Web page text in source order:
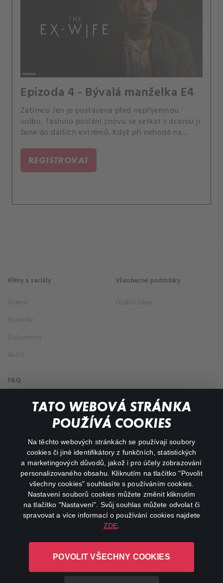
TATO WEBOVÁ STRÁNKA
POUŽÍVÁ COOKIES
Na těchto webových stránkách se používají soubory
cookies či jiné identifikátory z funkčních, statistických
a marketingových důvodů, jakož i pro účely zobrazování
personalizovaného obsahu. Kliknutím na tlačítko "Povolit
všechny cookies" souhlasíte s používáním cookies.
Nastavení souborů cookies můžete změnit kliknutím
na tlačítko "Nastavení". Svůj souhlas můžete odvolat či
spravovat a více informací o používání cookies najdete
ZDE
POVOLIT VŠECHNY COOKIES
Epizoda 4 - Bývalá manželka E4
Zatímco Jen je postavena před nepříjemnou
volbu, Tashino poslání znovu se setkat s dcerou ji
žene do dalších extrémů. Když při nehodě na
novému životu bez minulosti.
REGISTROVAT
Filmy a seriály
Drama
Komedie
Dokumenty
Akční
Všeobecné podmínky
Osobní údaje
FAQ
Můj účet
Důležité odkazy
facebookinstagram
youtube
L-1246 Luxembourg R.C.S.